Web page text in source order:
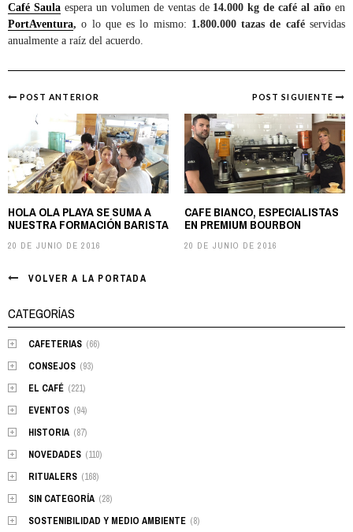
Café Saulaespera un volumen de ventas de 14.000 kg de café al año en
PortAventura, o lo que es lo mismo: 1.800.000 tazas de caféservidas
anualmente a raíz del acuerdo.
Post
navigation
POST SIGUIENTE
CAFE BIANCO, ESPECIALISTAS
EN PREMIUM BOURBON
20 DE JUNIO DE 2016
POST ANTERIOR
HOLA OLA PLAYA SE SUMA A
NUESTRA FORMACIÓN BARISTA
20 DE JUNIO DE 2016
VOLVER A LA PORTADA
CATEGORÍAS
CAFETERIAS (66)
CONSEJOS (93)
EL CAFÉ (221)
EVENTOS (94)
HISTORIA (87)
NOVEDADES (110)
RITUALERS (168)
SIN CATEGORÍA (28)
SOSTENIBILIDAD Y MEDIO AMBIENTE (8)